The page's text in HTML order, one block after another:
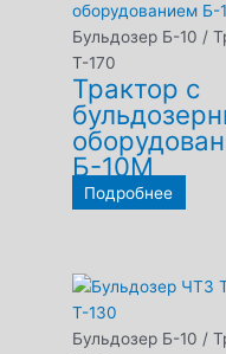
Бульдозер Б-10 /
Т-170
Трактор с
Б-10М
Подробнее
Бульдозер Б-10 /